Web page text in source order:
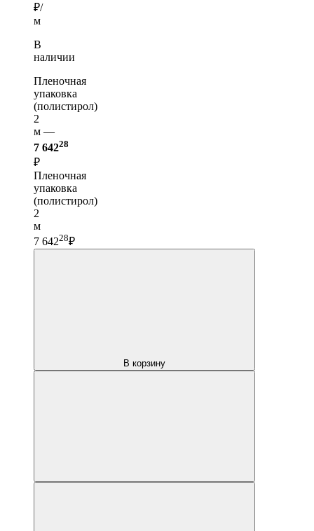
₽/
м
В
наличии
Пленочная
упаковка
(полистирол)
2
м —
7 64228
₽
Пленочная
упаковка
(полистирол)
2
м
7 64228₽
В корзину